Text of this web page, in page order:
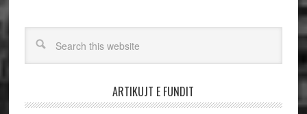
ARTIKUJT E FUNDIT